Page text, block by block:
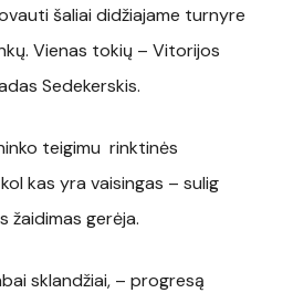
šaliai didžiajame turnyre
Vienas tokių – Vitorijos
Sedekerskis.
teigimu rinktinės
kas yra vaisingas – sulig
žaidimas gerėja.
sklandžiai, – progresą